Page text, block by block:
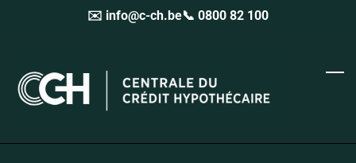
✉️ info@c-ch.be📞 0800 82 100
main
content